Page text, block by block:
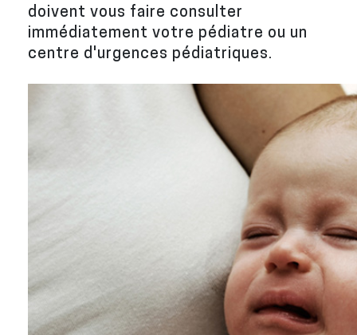
doivent vous faire consulter
immédiatement votre pédiatre ou un
centre d'urgences pédiatriques.